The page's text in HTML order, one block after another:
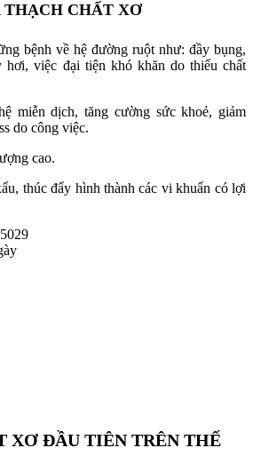
THẠCH CHẤT XƠ
bệnh về hệ đường ruột như: đầy bụng,
hơi, việc đại tiện khó khăn do thiếu chất
miễn dịch, tăng cường sức khoẻ, giảm
do công việc.
cao.
thúc đẩy hình thành các vi khuẩn có lợi
XƠ ĐẦU TIÊN TRÊN THẾ